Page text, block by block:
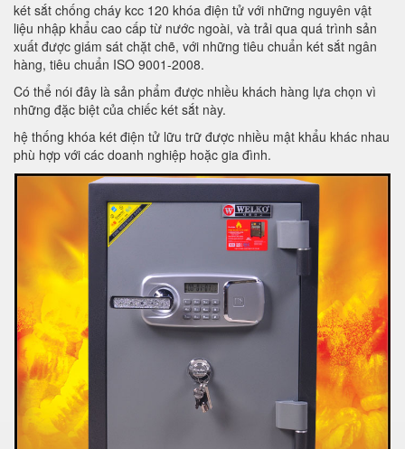
két sắt chống cháy kcc 120 khóa điện tử với những nguyên vật
liệu nhập khẩu cao cấp từ nước ngoài, và trải qua quá trình sản
xuất được giám sát chặt chẽ, với những tiêu chuẩn két sắt ngân
hàng, tiêu chuẩn ISO 9001-2008.
Có thể nói đây là sản phẩm được nhiều khách hàng lựa chọn vì
những đặc biệt của chiếc két sắt này.
hệ thống khóa két điện tử lữu trữ được nhiều mật khẩu khác nhau
phù hợp với các doanh nghiệp hoặc gia đình.